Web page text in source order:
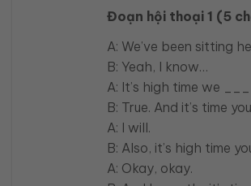
Đoạn hội thoại 1 (5
A: We’ve been sitting
B: Yeah, I know…
A: It’s high time we
B: True. And it’s time
A: I will.
B: Also, it’s high time
A: Okay, okay.